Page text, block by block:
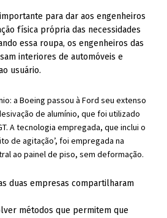
para dar aos engenheiros
física própria das necessidades
essa roupa, os engenheiros das
interiores de automóveis e
usuário.
a Boeing passou à Ford seu extenso
de alumínio, que foi utilizado
A tecnologia empregada, que inclui o
de agitação’, foi empregada na
ao painel de piso, sem deformação.
duas empresas compartilharam
métodos que permitem que